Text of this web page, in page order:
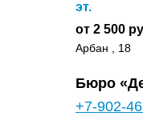
эт.
от 2 500
Арбан , 18
Бюро
+7-902-